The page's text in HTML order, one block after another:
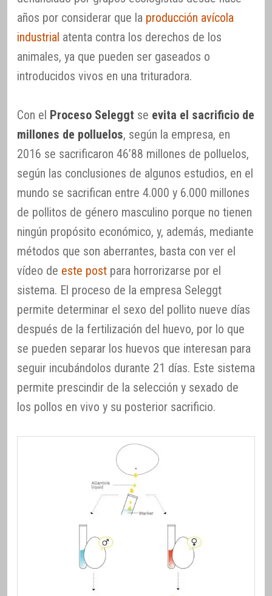
años por considerar que la producción avícola
industrial atenta contra los derechos de los
animales, ya que pueden ser gaseados o
introducidos vivos en una trituradora.
Con el Proceso Seleggt se evita el sacrificio de
millones de polluelos, según la empresa, en
2016 se sacrificaron 46’88 millones de polluelos,
según las conclusiones de algunos estudios, en el
mundo se sacrifican entre 4.000 y 6.000 millones
de pollitos de género masculino porque no tienen
ningún propósito económico, y, además, mediante
métodos que son aberrantes, basta con ver el
vídeo de este post para horrorizarse por el
sistema. El proceso de la empresa Seleggt
permite determinar el sexo del pollito nueve días
después de la fertilización del huevo, por lo que
se pueden separar los huevos que interesan para
seguir incubándolos durante 21 días. Este sistema
permite prescindir de la selección y sexado de
los pollos en vivo y su posterior sacrificio.